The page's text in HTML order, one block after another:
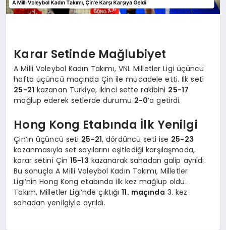
Karar Setinde Mağlubiyet
A Milli Voleybol Kadın Takımı, VNL Milletler Ligi üçüncü
hafta üçüncü maçında Çin ile mücadele etti. İlk seti
25-21 kazanan Türkiye, ikinci sette rakibini 25-17
mağlup ederek setlerde durumu 2-0‘a getirdi.
Hong Kong Etabında İlk Yenilgi
Çin’in üçüncü seti 25-21, dördüncü seti ise 25-23
kazanmasıyla set sayılarını eşitlediği karşılaşmada,
karar setini Çin15-13 kazanarak sahadan galip ayrıldı.
Bu sonuçla A Milli Voleybol Kadın Takımı, Milletler
Ligi’nin Hong Kong etabında ilk kez mağlup oldu.
Takım, Milletler Ligi’nde çıktığı11. maçında 3. kez
sahadan yenilgiyle ayrıldı.